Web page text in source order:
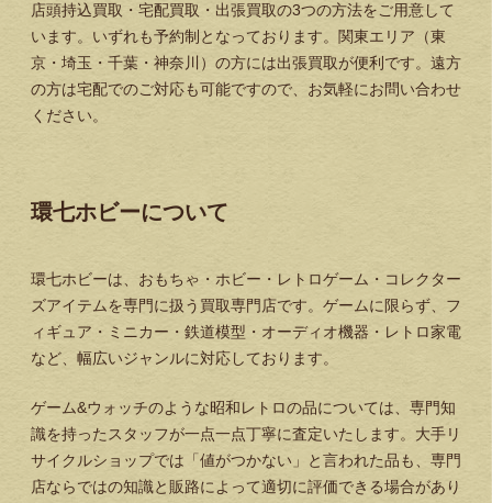
店頭持込買取・宅配買取・出張買取の3つの方法をご用意して
います。いずれも予約制となっております。関東エリア（東
京・埼玉・千葉・神奈川）の方には出張買取が便利です。遠方
の方は宅配でのご対応も可能ですので、お気軽にお問い合わせ
ください。
環七ホビーについて
環七ホビーは、おもちゃ・ホビー・レトロゲーム・コレクター
ズアイテムを専門に扱う買取専門店です。ゲームに限らず、フ
ィギュア・ミニカー・鉄道模型・オーディオ機器・レトロ家電
など、幅広いジャンルに対応しております。
ゲーム&ウォッチのような昭和レトロの品については、専門知
識を持ったスタッフが一点一点丁寧に査定いたします。大手リ
サイクルショップでは「値がつかない」と言われた品も、専門
店ならではの知識と販路によって適切に評価できる場合があり